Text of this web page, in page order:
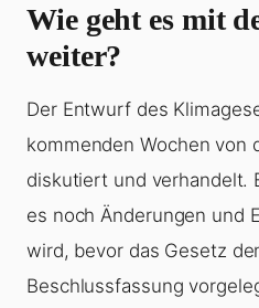
Wie geht es mit
weiter?
Der Entwurf des
kommenden Wochen von
diskutiert und verhandelt.
es noch Änderungen und
wird, bevor das Gesetz
Beschlussfassung